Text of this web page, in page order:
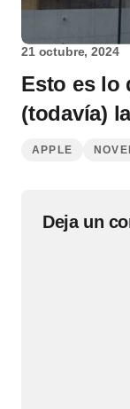
21 octubre, 2024
Esto es lo
(todavía)
APPLE
Deja un